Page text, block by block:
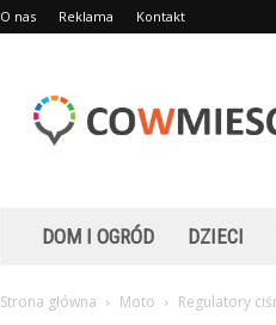
O nas Reklama Kontakt
DOM I OGRÓD DZIECI
Strona główna Moto Regulatory